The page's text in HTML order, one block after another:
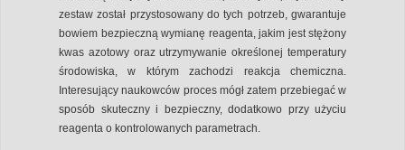
zestaw został przystosowany do tych potrzeb, gwarantuje
bowiem bezpieczną wymianę reagenta, jakim jest stężony
kwas azotowy oraz utrzymywanie określonej temperatury
środowiska, w którym zachodzi reakcja chemiczna.
Interesujący naukowców proces mógł zatem przebiegać w
sposób skuteczny i bezpieczny, dodatkowo przy użyciu
reagenta o kontrolowanych parametrach.